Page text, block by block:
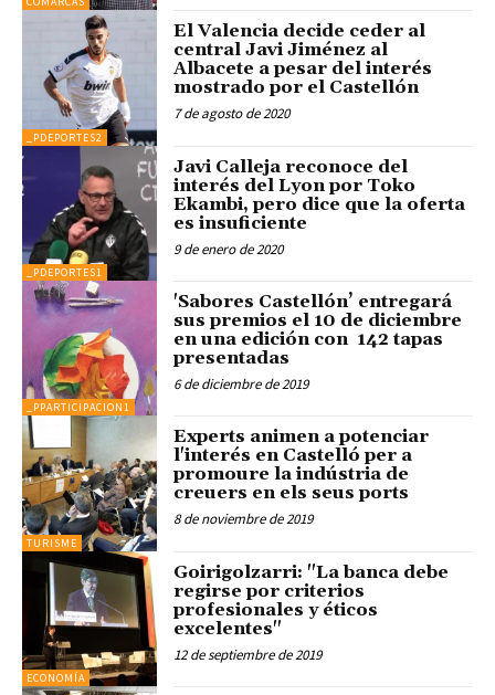
_PDEPORTES2
El Valencia decide ceder al
central Javi Jiménez al
Albacete a pesar del interés
mostrado por el Castellón
7 de agosto de 2020
_PDEPORTES1
Javi Calleja reconoce del
interés del Lyon por Toko
Ekambi, pero dice que la oferta
es insuficiente
9 de enero de 2020
_PPARTICIPACION1
'Sabores Castellón’ entregará
sus premios el 10 de diciembre
en una edición con 142 tapas
presentadas
6 de diciembre de 2019
TURISME
Experts animen a potenciar
l'interés en Castelló per a
promoure la indústria de
creuers en els seus ports
8 de noviembre de 2019
ECONOMÍA
Goirigolzarri: "La banca debe
regirse por criterios
profesionales y éticos
excelentes"
12 de septiembre de 2019